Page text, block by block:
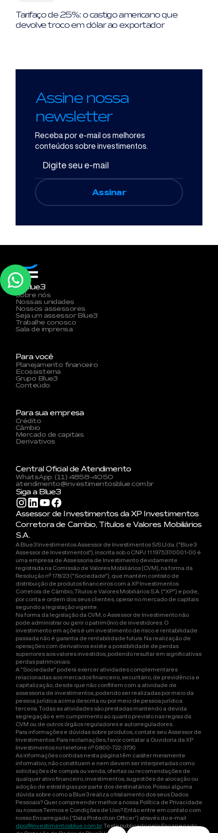
Tarifaço de 25%: o castigo americano que
devolve troco em dólar ao exportador
Assine nossa
newsletter
Receba por e-mail os melhores
conteúdos sobre investimentos.
A Blue3
Sobre nós
Nossas unidades
Nossos assessores
Seja um assessor Blue3
Trabalhe conosco
Sala de imprensa
Para você
Planejamento financeiro
Ecossistema
Grupo Blue3
Conteúdo
Para sua empresa
Crédito
Câmbio
Mercado de capitais
Derivativos
Central Oficial de Atendimento
WhatsApp: (11) 4858-4050
atendimento@investimentosblue.com.br
Siga a Blue3
Assessor de Investimentos da XP Investimentos
Corretora de Cambio, Títulos e Valores Mobiliários
S.A.
A Blue3 Investimentos Assessor de Investimentos S/S Ltda. ("Blue3
Assessor de Investimentos"), inscrita sob o CNPJ 11.197.537/0001-00 é
uma empresa de Assessoria de Investimento devidamente
registrada na Comissão de Valores Mobiliários (CVM), na forma da
Resolução nº 178/23 ("Sociedade"), que mantém contrato de
distribuição de produtos financeiros com a XP Investimentos
Corretora de Câmbio, Títulos e Valores Mobiliários S.A. ("XP") e pode,
por conta e ordem dos seus clientes, operar no mercado de capitais
segundo a legislação vigente.
Na forma da legislação da CVM, o Assessor de Investimento não
pode administrar ou gerir o patrimônio de investidores. O
investimento em ações é um investimento de risco e rentabilidade
passada não é garantia de rentabilidade futura. Na realização de
operações com derivativos existe a possibilidade de perdas
superiores aos valores investidos, podendo resultar em significativas
perdas patrimoniais.
A "Sociedade" poderá exercer atividades complementares
relacionadas aos mercados financeiro, securitário, de previdência e
capitalização, desde que não conflitem com a atividade de
assessoria de investimentos, podendo ser realizadas por meio da
pessoa jurídica acima descrita ou por meio de pessoa jurídica
terceira. Todas as atividades são prestadas mantendo a devida
segregação e em cumprimento ao quanto previsto nas regras da
CVM ou de outros órgãos reguladores e autorreguladores.
Para informações e dúvidas sobre produtos, contate seu Assessor de
Investimentos. Para reclamações, favor contatar a Ouvidoria da XP
Investimentos no telefone nº 0800-722-3730.
As informações contidas nesta página têm caráter meramente
informativo, não constituem e nem devem ser interpretadas como
solicitações de compra ou venda, ofertas ou recomendações de
qualquer ativo financeiro, investimentos, sugestões de alocação ou
adoção de estratégias por parte dos destinatários. Possui alguma
dúvida sobre como a Blue3 realiza o tratamento dos seus Dados
Pessoais? Quer compreender melhor a nossa Política de Privacidade
ou nossos Termos e Condições de Uso? Então entre em contato com
nosso Encarregado (“Data Protection Officer”) através do e-mail
dpo@investimentosblue.com.br. Texto publicado pelo Encarregado